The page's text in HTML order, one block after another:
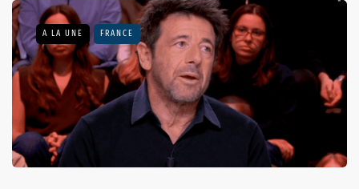
A LA UNE FRANCE